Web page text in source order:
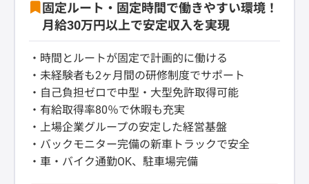
固定ルート・固定時間で働きやすい環境！
月給30万円以上で安定収入を実現
・時間とルートが固定で計画的に働ける
・未経験者も2ヶ月間の研修制度でサポート
・自己負担ゼロで中型・大型免許取得可能
・有給取得率80％で休暇も充実
・上場企業グループの安定した経営基盤
・バックモニター完備の新車トラックで安全
・車・バイク通勤OK、駐車場完備